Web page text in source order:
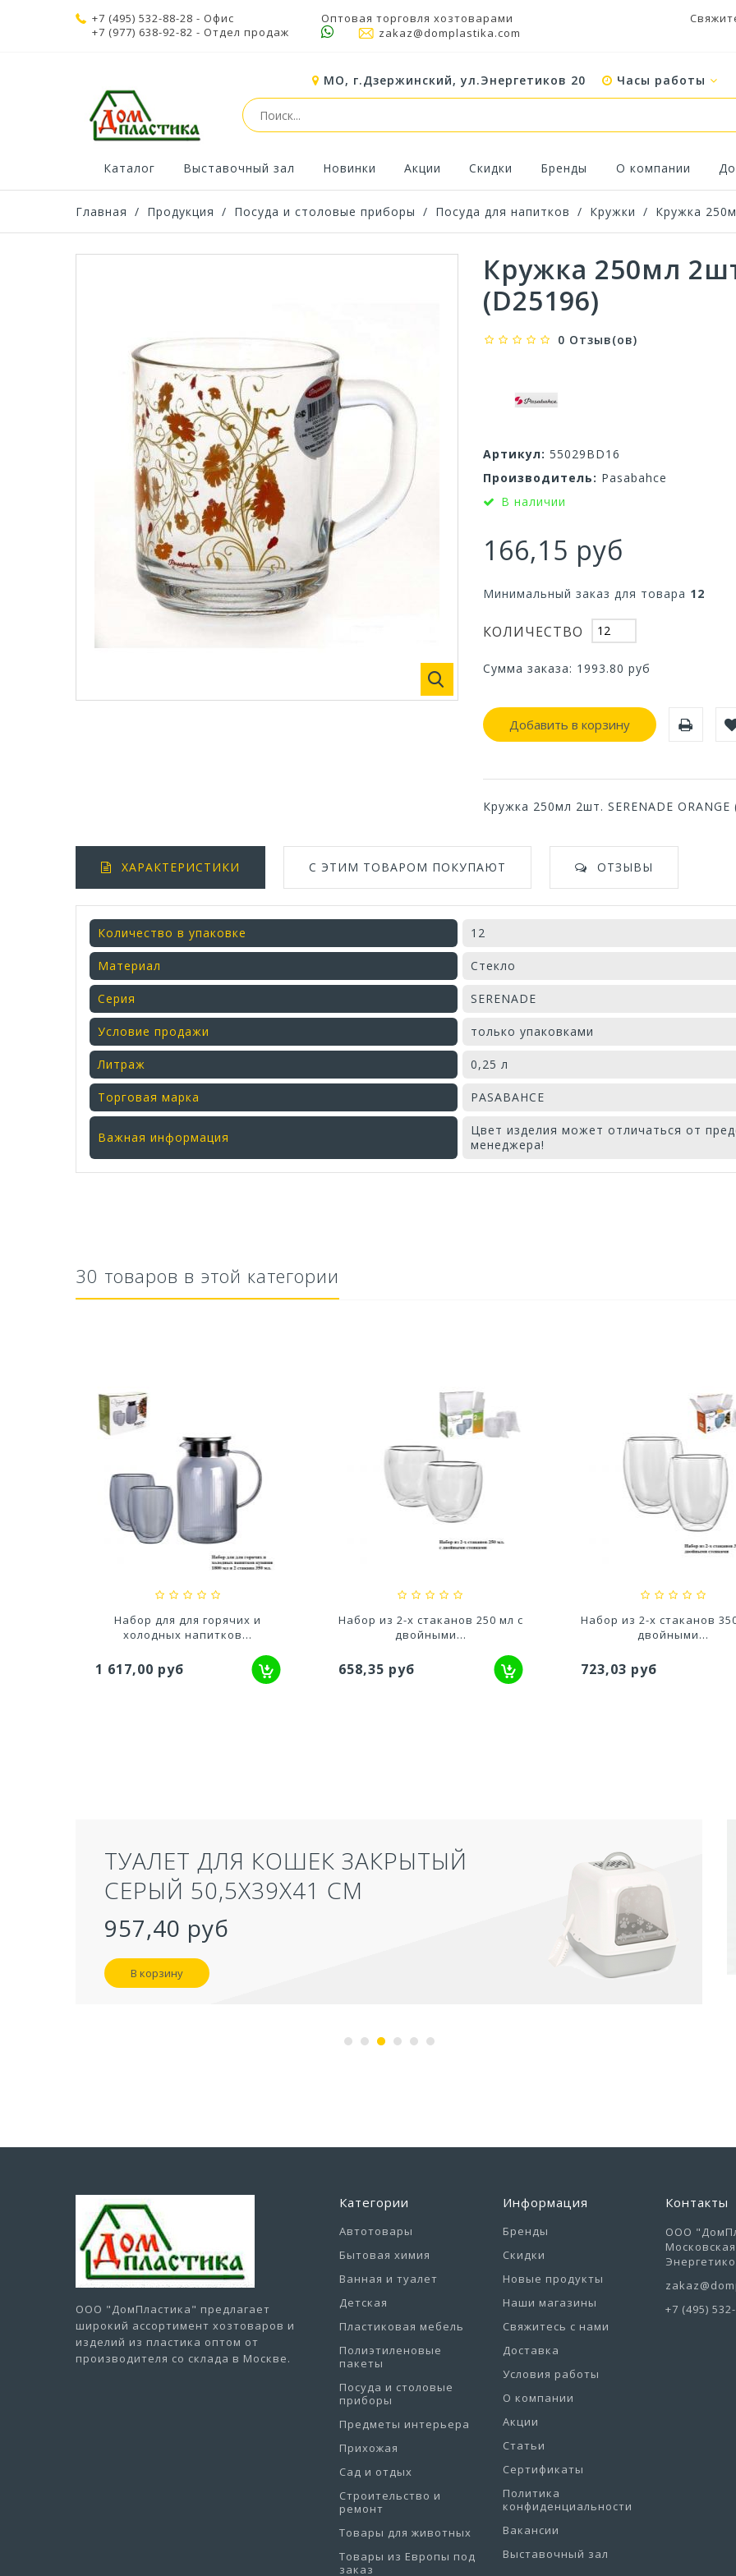
+7 (495) 532-88-28 - Офис
+7 (977) 638-92-82 - Отдел продаж
Оптовая торговля хозтоварами
zakaz@domplastika.com
МО, г.Дзержинский, ул.Энергетиков 20 Часы работы
Каталог Выставочный зал Новинки Акции Скидки Бренды О компании
Главная / Продукция / Посуда и столовые приборы / Посуда для напитков / Кружки / Кружка
Кружка 250мл
(D25196)
0 Отзыв(ов)
Артикул: 55029BD16
Производитель: Pasabahce
В наличии
166,15 руб
Минимальный заказ для товара 12
КОЛИЧЕСТВО
Сумма заказа: 1993.80 руб
Добавить в корзину
Кружка 250мл 2шт. SERENADE ORANGE
ХАРАКТЕРИСТИКИ С ЭТИМ ТОВАРОМ ПОКУПАЮТ ОТЗЫВЫ
Количество в упаковке 12
Материал Стекло
Серия SERENADE
Условие продажи только упаковками
Литраж 0,25 л
Торговая марка PASABAHCE
Важная информация
Цвет изделия может отличаться от
менеджера!
Кашпо Грация прайм (1,3л)
Цв. Антрацит...
529,52 руб
Кашпо Грация прайм (2,25л)
Цвет Белый...
Кашпо Сфера Мини (0,3 л.)
Фраппе...
30 товаров в этой категории
Набор для для горячих и
холодных напитков...
1 617,00 руб
Набор из 2-х стаканов 250 мл с
двойными...
658,35 руб
Набор из 2-х стаканов
двойными...
723,03 руб
ТУАЛЕТ ДЛЯ КОШЕК ЗАКРЫТЫЙ
СЕРЫЙ 50,5Х39Х41 СМ
957,40 руб
В корзину
ООО "ДомПластика" предлагает
широкий ассортимент хозтоваров и
изделий из пластика оптом от
производителя со склада в Москве.
Категории
Автотовары
Бытовая химия
Ванная и туалет
Детская
Пластиковая мебель
Полиэтиленовые
пакеты
Посуда и столовые
приборы
Предметы интерьера
Прихожая
Сад и отдых
Строительство и
ремонт
Товары для животных
Товары из Европы под
заказ
Информация
Бренды
Скидки
Новые продукты
Наши магазины
Свяжитесь с нами
Доставка
Условия работы
О компании
Акции
Статьи
Сертификаты
Политика
конфиденциальности
Вакансии
Выставочный зал
Контакты
ООО
+7 (495)